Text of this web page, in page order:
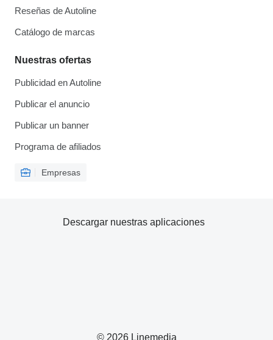
Reseñas de Autoline
Catálogo de marcas
Nuestras ofertas
Publicidad en Autoline
Publicar el anuncio
Publicar un banner
Programa de afiliados
Empresas
© 2026 Linemedia
Descargar nuestras aplicaciones